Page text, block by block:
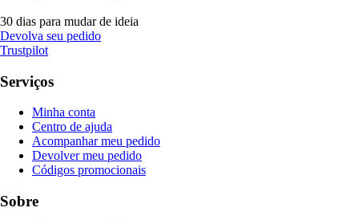
30 dias para mudar de ideia
Devolva seu pedido
Trustpilot
Serviços
Minha conta
Centro de ajuda
Acompanhar meu pedido
Devolver meu pedido
Códigos promocionais
Sobre